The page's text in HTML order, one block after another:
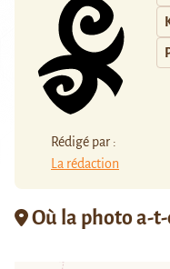
Rédigé par :
La rédaction
Où la photo a-t-